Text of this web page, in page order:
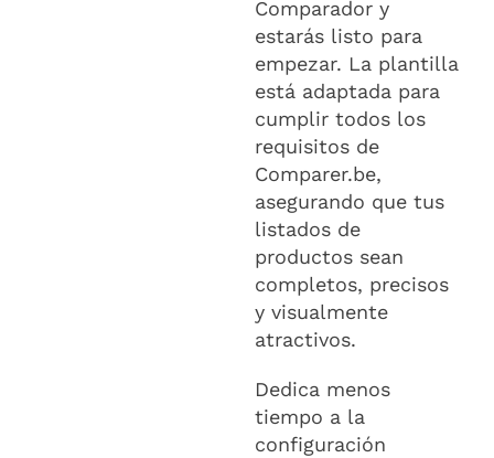
Comparador y
estarás listo para
empezar. La plantilla
está adaptada para
cumplir todos los
requisitos de
Comparer.be,
asegurando que tus
listados de
productos sean
completos, precisos
y visualmente
atractivos.
Dedica menos
tiempo a la
configuración